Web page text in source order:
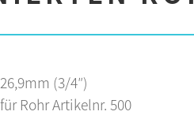
26,9mm (3/4″)
für Rohr Artikelnr. 500